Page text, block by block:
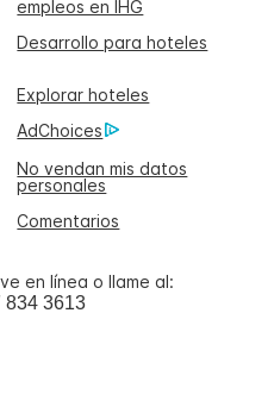
empleos en IHG
Desarrollo para hoteles
Explorar hoteles
AdChoices
No vendan mis datos
personales
Comentarios
en línea o llame al:
834 3613